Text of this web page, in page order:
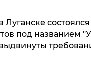
Луганске
под названием